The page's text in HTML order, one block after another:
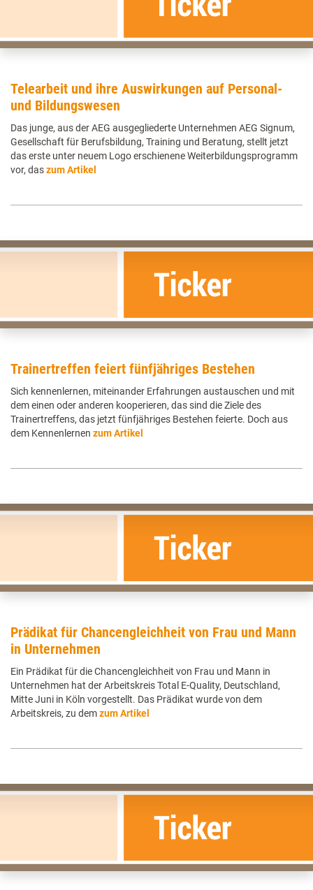
Telearbeit und ihre Auswirkungen auf Personal-
und Bildungswesen
Das junge, aus der AEG ausgegliederte Unternehmen AEG Signum,
Gesellschaft für Berufsbildung, Training und Beratung, stellt jetzt
das erste unter neuem Logo erschienene Weiterbildungsprogramm
vor, daszum Artikel
Trainertreffen feiert fünfjähriges Bestehen
Sich kennenlernen, miteinander Erfahrungen austauschen und mit
dem einen oder anderen kooperieren, das sind die Ziele des
Trainertreffens, das jetzt fünfjähriges Bestehen feierte. Doch aus
dem Kennenlernen zum Artikel
Prädikat für Chancengleichheit von Frau und Mann
in Unternehmen
Ein Prädikat für die Chancengleichheit von Frau und Mann in
Unternehmen hat der Arbeitskreis Total E-Quality, Deutschland,
Mitte Juni in Köln vorgestellt. Das Prädikat wurde von dem
Arbeitskreis, zu demzum Artikel